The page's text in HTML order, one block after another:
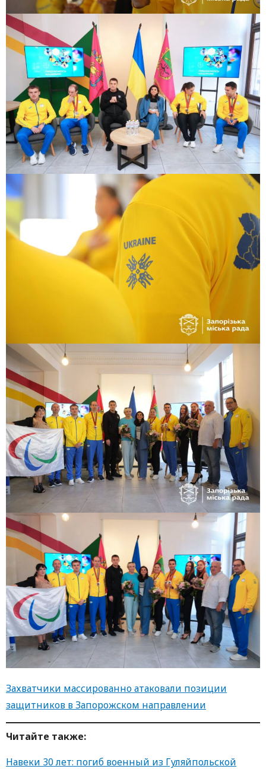
Захватчики массированно атаковали позиции
защитников в Запорожском направлении
Читайте также:
Навеки 30 лет: погиб военный из Гуляйпольской